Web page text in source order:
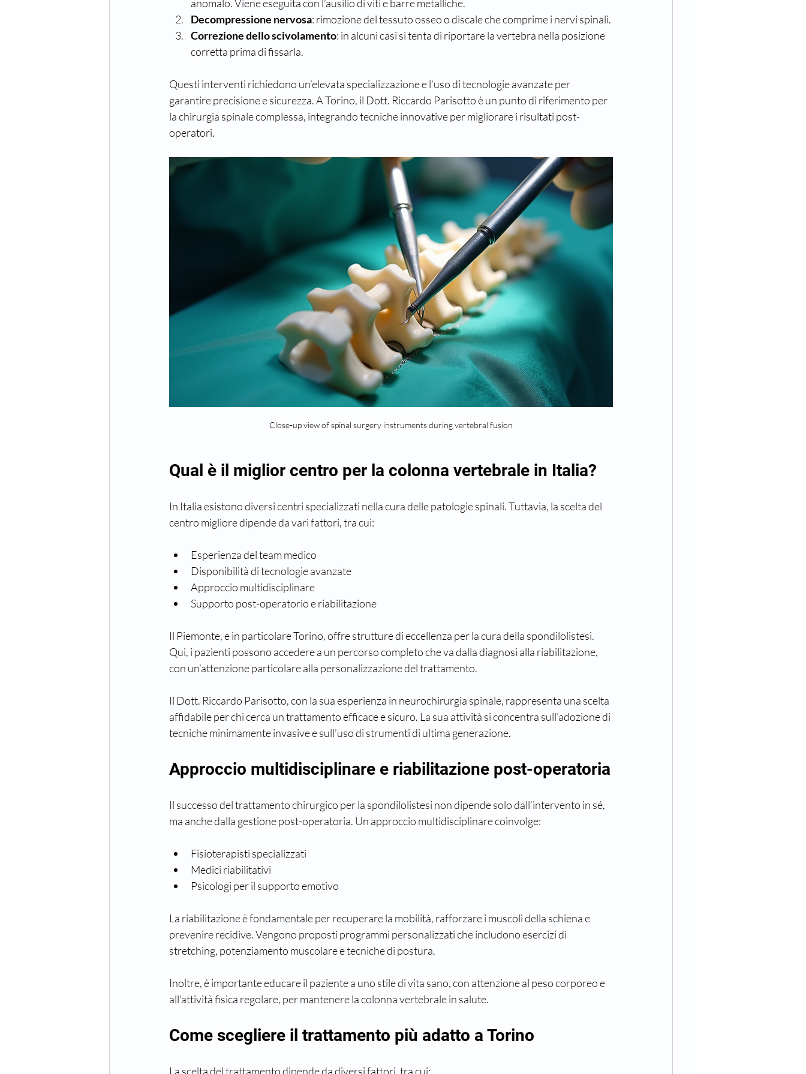
anomalo. Viene eseguita con l’ausilio di viti e barre metalliche.
Decompressione nervosa: rimozione del tessuto osseo o discale che comprime i nervi spinali.
Correzione dello scivolamento: in alcuni casi si tenta di riportare la vertebra nella posizione
corretta prima di fissarla.
Questi interventi richiedono un’elevata specializzazione e l’uso di tecnologie avanzate per
garantire precisione e sicurezza. A Torino, il Dott. Riccardo Parisotto è un punto di riferimento per
la chirurgia spinale complessa, integrando tecniche innovative per migliorare i risultati post-
operatori.
Close-up view of spinal surgery instruments during vertebral fusion
Qual è il miglior centro per la colonna vertebrale in Italia?
In Italia esistono diversi centri specializzati nella cura delle patologie spinali. Tuttavia, la scelta del
centro migliore dipende da vari fattori, tra cui:
Esperienza del team medico
Disponibilità di tecnologie avanzate
Approccio multidisciplinare
Supporto post-operatorio e riabilitazione
Il Piemonte, e in particolare Torino, offre strutture di eccellenza per la cura della spondilolistesi.
Qui, i pazienti possono accedere a un percorso completo che va dalla diagnosi alla riabilitazione,
con un’attenzione particolare alla personalizzazione del trattamento.
Il Dott. Riccardo Parisotto, con la sua esperienza in neurochirurgia spinale, rappresenta una scelta
affidabile per chi cerca un trattamento efficace e sicuro. La sua attività si concentra sull’adozione di
tecniche minimamente invasive e sull’uso di strumenti di ultima generazione.
Approccio multidisciplinare e riabilitazione post-operatoria
Il successo del trattamento chirurgico per la spondilolistesi non dipende solo dall’intervento in sé,
ma anche dalla gestione post-operatoria. Un approccio multidisciplinare coinvolge:
Fisioterapisti specializzati
Medici riabilitativi
Psicologi per il supporto emotivo
La riabilitazione è fondamentale per recuperare la mobilità, rafforzare i muscoli della schiena e
prevenire recidive. Vengono proposti programmi personalizzati che includono esercizi di
stretching, potenziamento muscolare e tecniche di postura.
Inoltre, è importante educare il paziente a uno stile di vita sano, con attenzione al peso corporeo e
all’attività fisica regolare, per mantenere la colonna vertebrale in salute.
Come scegliere il trattamento più adatto a Torino
La scelta del trattamento dipende da diversi fattori, tra cui: